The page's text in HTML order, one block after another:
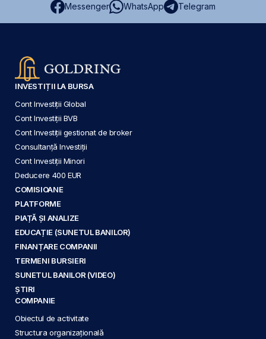
Messenger WhatsApp Telegram
INVESTIȚII LA BURSA
Cont Investiții Global
Cont Investiții BVB
Cont Investiții gestionat de broker
Consultanță Investiții
Cont Investiții Minori
Deducere 400 EUR
COMISIOANE
PLATFORME
PIAȚĂ ȘI ANALIZE
EDUCAȚIE (SUNETUL BANILOR)
FINANȚARE COMPANII
TERMENI BURSIERI
SUNETUL BANILOR (VIDEO)
ȘTIRI
COMPANIE
Obiectul de activitate
Structura organizațională